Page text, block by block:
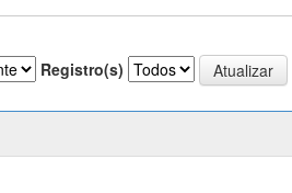
Registro(s)